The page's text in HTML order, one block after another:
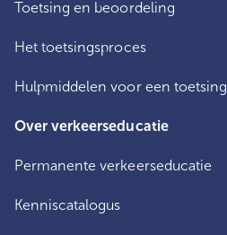
Toetsing en beoordeling
Het toetsingsproces
Hulpmiddelen voor een toetsing
Over verkeerseducatie
Permanente verkeerseducatie
Kenniscatalogus